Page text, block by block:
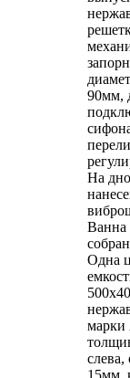
90мм,
На
Ванна
Одна
марки